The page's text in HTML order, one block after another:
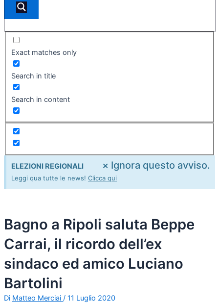
Exact matches only
Search in title
Search in content
ELEZIONI REGIONALI
Leggi qua tutte le news! Clicca qui
× Ignora questo avviso.
Bagno a Ripoli saluta Beppe
Carrai, il ricordo dell’ex
sindaco ed amico Luciano
Bartolini
Di Matteo Merciai / 11 Luglio 2020